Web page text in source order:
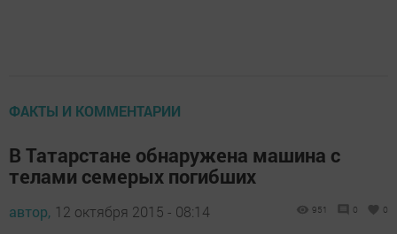
ФАКТЫ И КОММЕНТАРИИ
В Татарстане обнаружена машина с
телами семерых погибших
автор, 12 октября 2015 - 08:14 951 0 0